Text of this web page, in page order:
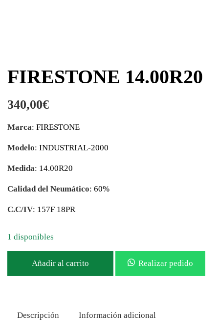
FIRESTONE 14.00R20
340,00€
Marca: FIRESTONE
Modelo: INDUSTRIAL-2000
Medida: 14.00R20
Calidad del Neumático: 60%
C.C/IV: 157F 18PR
1 disponibles
Añadir al carrito Realizar pedido
Descripción Información adicional